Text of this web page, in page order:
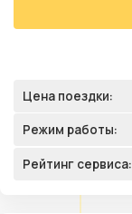
Цена поездки:
Режим работы:
Рейтинг сервиса: